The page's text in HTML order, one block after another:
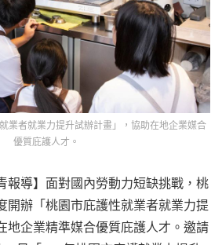
業者就業力提升試辦計畫」，協助在地企業媒合
優質庇護人才。
報導】面對國內勞動力短缺挑戰，桃
開辦「桃園市庇護性就業者就業力提
地企業精準媒合優質庇護人才。邀請